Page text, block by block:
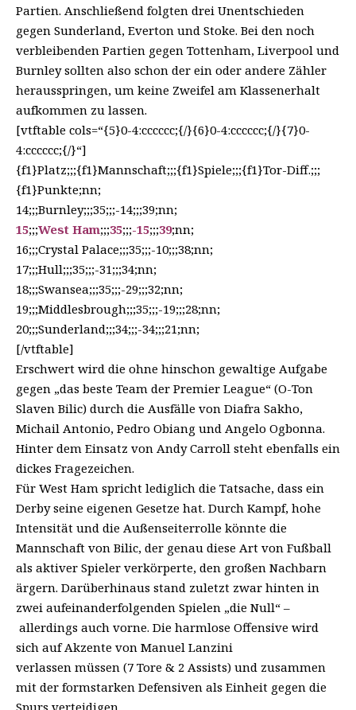
Partien. Anschließend folgten drei Unentschieden
gegen Sunderland, Everton und Stoke. Bei den noch
verbleibenden Partien gegen Tottenham, Liverpool und
Burnley sollten also schon der ein oder andere Zähler
herausspringen, um keine Zweifel am Klassenerhalt
aufkommen zu lassen.
[vtftable cols=“{5}0-4:cccccc;{/}{6}0-4:cccccc;{/}{7}0-
4:cccccc;{/}“]
{f1}Platz;;;{f1}Mannschaft;;;{f1}Spiele;;;{f1}Tor-Diff.;;;
{f1}Punkte;nn;
14;;;Burnley;;;35;;;-14;;;39;nn;
15;;;West Ham;;;35;;;-15;;;39;nn;
16;;;Crystal Palace;;;35;;;-10;;;38;nn;
17;;;Hull;;;35;;;-31;;;34;nn;
18;;;Swansea;;;35;;;-29;;;32;nn;
19;;;Middlesbrough;;;35;;;-19;;;28;nn;
20;;;Sunderland;;;34;;;-34;;;21;nn;
[/vtftable]
Erschwert wird die ohne hinschon gewaltige Aufgabe
gegen „das beste Team der Premier League“ (O-Ton
Slaven Bilic) durch die Ausfälle von Diafra Sakho,
Michail Antonio, Pedro Obiang und Angelo Ogbonna.
Hinter dem Einsatz von Andy Carroll steht ebenfalls ein
dickes Fragezeichen.
Für West Ham spricht lediglich die Tatsache, dass ein
Derby seine eigenen Gesetze hat. Durch Kampf, hohe
Intensität und die Außenseiterrolle könnte die
Mannschaft von Bilic, der genau diese Art von Fußball
als aktiver Spieler verkörperte, den großen Nachbarn
ärgern. Darüberhinaus stand zuletzt zwar hinten in
zwei aufeinanderfolgenden Spielen „die Null“ –
allerdings auch vorne. Die harmlose Offensive wird
sich auf Akzente von Manuel Lanzini
verlassen müssen (7 Tore & 2 Assists) und zusammen
mit der formstarken Defensiven als Einheit gegen die